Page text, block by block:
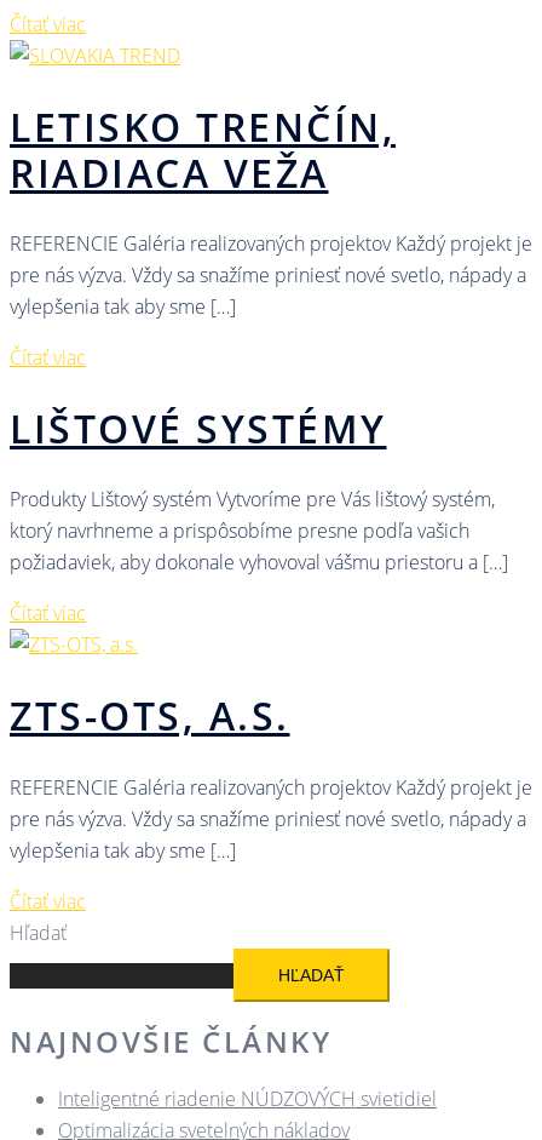
Čítať viac
LETISKO TRENČÍN,
RIADIACA VEŽA
REFERENCIE Galéria realizovaných projektov Každý projekt je
pre nás výzva. Vždy sa snažíme priniesť nové svetlo, nápady a
vylepšenia tak aby sme […]
Čítať viac
LIŠTOVÉ SYSTÉMY
Produkty Lištový systém Vytvoríme pre Vás lištový systém,
ktorý navrhneme a prispôsobíme presne podľa vašich
požiadaviek, aby dokonale vyhovoval vášmu priestoru a […]
Čítať viac
ZTS-OTS, A.S.
REFERENCIE Galéria realizovaných projektov Každý projekt je
pre nás výzva. Vždy sa snažíme priniesť nové svetlo, nápady a
vylepšenia tak aby sme […]
Čítať viac
Hľadať
HĽADAŤ
NAJNOVŠIE ČLÁNKY
Inteligentné riadenie NÚDZOVÝCH svietidiel
Optimalizácia svetelných nákladov